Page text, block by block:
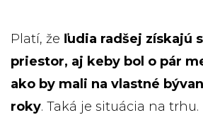
Platí, že ľudia radšej získajú
priestor, aj keby bol o pár
ako by mali na vlastné
roky. Taká je situácia na